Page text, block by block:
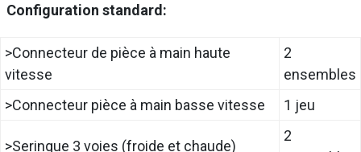
Configuration standard:
>Connecteur de pièce à main haute
vitesse
2
ensembles
>Connecteur pièce à main basse vitesse
1 jeu
>Seringue 3 voies (froide et chaude)
2